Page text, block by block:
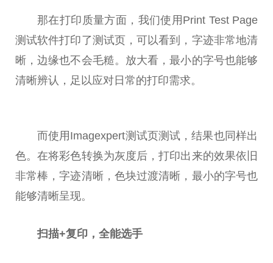
那在打印质量方面，我们使用Print Test Page
测试软件打印了测试页，可以看到，字迹非常地清
晰，边缘也不会毛糙。放大看，最小的字号也能够
清晰辨认，足以应对日常的打印需求。
而使用Imagexpert测试页测试，结果也同样出
色。在将彩色转换为灰度后，打印出来的效果依旧
非常棒，字迹清晰，色块过渡清晰，最小的字号也
能够清晰呈现。
扫描+复印，全能选手